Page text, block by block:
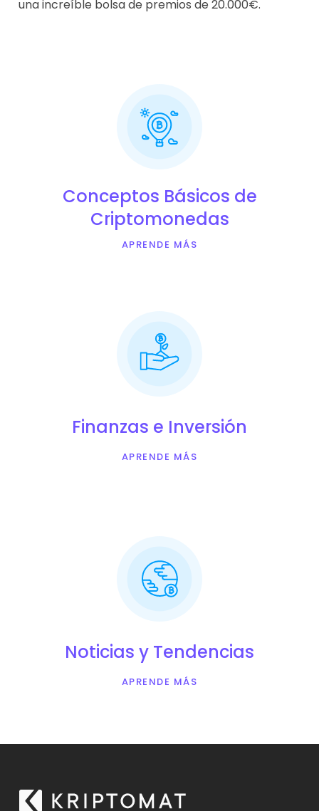
una increíble bolsa de premios de 20.000€.
Conceptos Básicos de
Criptomonedas
APRENDE MÁS
Finanzas e Inversión
APRENDE MÁS
Noticias y Tendencias
APRENDE MÁS